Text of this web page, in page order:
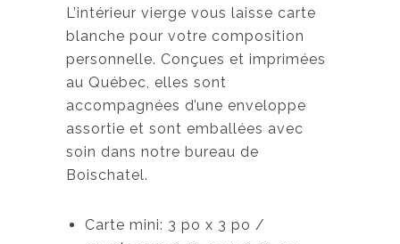
L’intérieur vierge vous laisse carte
blanche pour votre composition
personnelle. Conçues et imprimées
au Québec, elles sont
accompagnées d’une enveloppe
assortie et sont emballées avec
soin dans notre bureau de
Boischatel.
Carte mini: 3 po x 3 po /